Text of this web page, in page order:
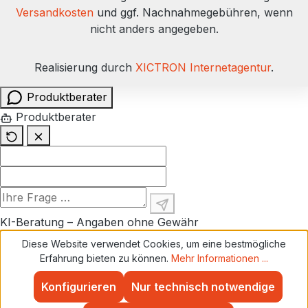
fest, sauber, offenporig und frei von losen
Teilen, Öl und Fett sein. Halten Sie die
Versandkostenund ggf. Nachnahmegebühren, wenn
nicht anders angegeben.
Realisierung durch XICTRON Internetagentur.
Diese Website verwendet Cookies, um eine bestmögliche
Erfahrung bieten zu können. Mehr Informationen ...
Nur technisch notwendige
Konfigurieren
Produktberater
Produktberater
KI-Beratung – Angaben ohne Gewähr